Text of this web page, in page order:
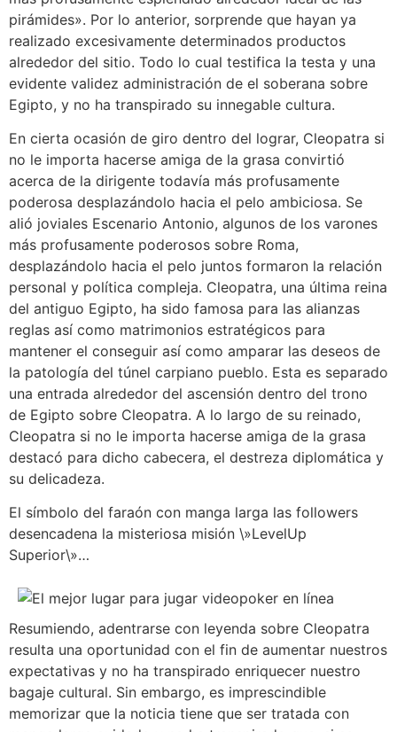
pirámides». Por lo anterior, sorprende que hayan ya
realizado excesivamente determinados productos
alrededor del sitio. Todo lo cual testifica la testa y una
evidente validez administración de el soberana sobre
Egipto, y no ha transpirado su innegable cultura.
En cierta ocasión de giro dentro del lograr, Cleopatra si
no le importa hacerse amiga de la grasa convirtió
acerca de la dirigente todavía más profusamente
poderosa desplazándolo hacia el pelo ambiciosa. Se
alió joviales Escenario Antonio, algunos de los varones
más profusamente poderosos sobre Roma,
desplazándolo hacia el pelo juntos formaron la relación
personal y política compleja. Cleopatra, una última reina
del antiguo Egipto, ha sido famosa para las alianzas
reglas así­ como matrimonios estratégicos para
mantener el conseguir así­ como amparar las deseos de
la patologí­a del túnel carpiano pueblo. Esta es separado
una entrada alrededor del ascensión dentro del trono
de Egipto sobre Cleopatra. A lo largo de su reinado,
Cleopatra si no le importa hacerse amiga de la grasa
destacó para dicho cabecera, el destreza diplomática y
su delicadeza.
El símbolo del faraón con manga larga las followers
desencadena la misteriosa misión \»LevelUp
Superior\»…
Resumiendo, adentrarse con leyenda sobre Cleopatra
resulta una oportunidad con el fin de aumentar nuestros
expectativas y no ha transpirado enriquecer nuestro
bagaje cultural. Sin embargo, es imprescindible
memorizar que la noticia tiene que ser tratada con